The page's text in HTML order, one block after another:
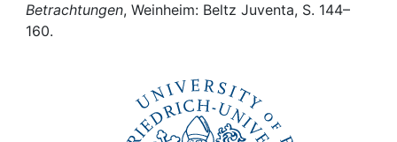
Help
Betrachtungen, Weinheim: Beltz Juventa, S. 144–
160.